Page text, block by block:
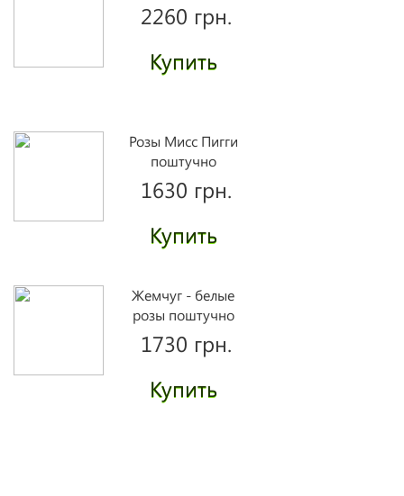
2260 грн.
Купить
Розы Мисс Пигги
поштучно
1630 грн.
Купить
Жемчуг - белые
розы поштучно
1730 грн.
Купить